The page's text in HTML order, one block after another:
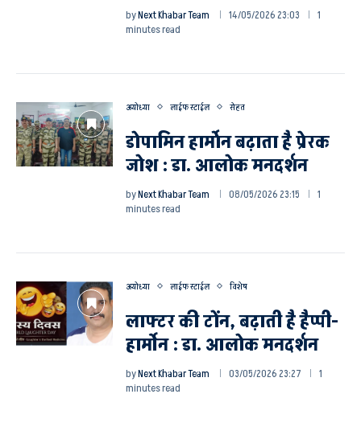
byNext Khabar Team 14/05/2026 23:03
1
minutes read
अयोध्या लाईफ स्टाईल सेहत
डोपामिन हार्माेन बढ़ाता है प्रेरक
जोश : डा. आलोक मनदर्शन
byNext Khabar Team 08/05/2026 23:15
1
minutes read
अयोध्या लाईफ स्टाईल विशेष
लाफ्टर की टोंन, बढ़ाती है हैप्पी-
हार्मोन : डा. आलोक मनदर्शन
byNext Khabar Team 03/05/2026 23:27
1
minutes read